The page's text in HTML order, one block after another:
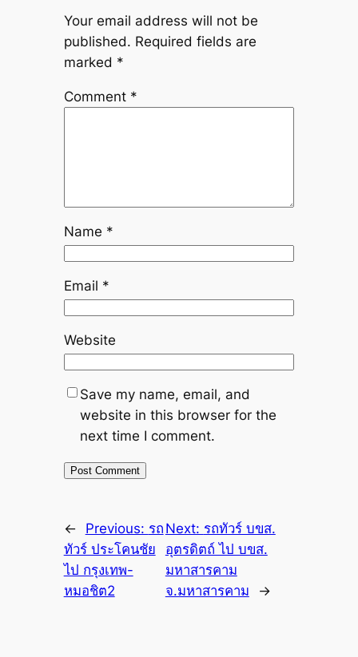
Your email address will not be
published. Required fields are
marked *
Comment *
Name *
Email *
Website
Save my name, email, and
website in this browser for the
next time I comment.
← Previous: รถ
ทัวร์ ประโคนชัย
ไป กรุงเทพ-
หมอชิต2
Next: รถทัวร์ บขส.
อุตรดิตถ์ ไป บขส.
มหาสารคาม
จ.มหาสารคาม
→